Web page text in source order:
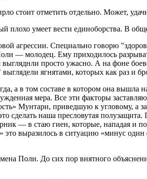
стоит отметить отдельно. Может,
умеет вести единоборства. В
агрессии. Специально говорю
— молодец. Ему приходилось
просто ужасно. А на фоне
ягнятами, которых как раз и
а в том составе в котором она вышла
мера. Все эти факторы
Мунтари, приведшую к угловому, а
сделать наша пресловутая
— в стаю гиен, которые, нападая и
выразилось в ситуацию «минус
Поли. До сих пор внятного